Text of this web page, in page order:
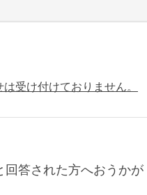
受け付けておりません。
回答された方へおうかが